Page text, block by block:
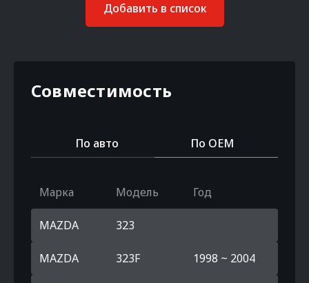
Добавить в список
Совместимость
По авто По OEM
Марка Модель Год
MAZDA 323
MAZDA 323F 1998 ~ 2004